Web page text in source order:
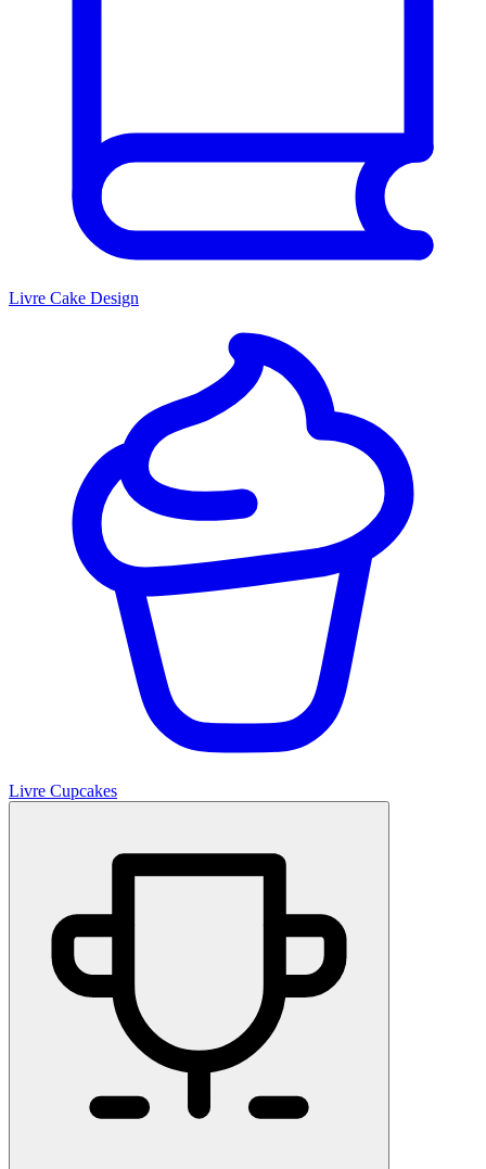
Livre Cake Design
Livre Cupcakes